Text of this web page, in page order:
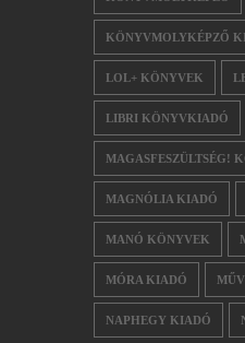
KÖNYVMOLYKÉPZŐ
LOL+ KÖNYVEK
LIBRI KÖNYVKIADÓ
MAGASFESZÜLTSÉG!
MAGNÓLIA KIADÓ
MANÓ KÖNYVEK
MÓRA KIADÓ
NAPHEGY KIADÓ